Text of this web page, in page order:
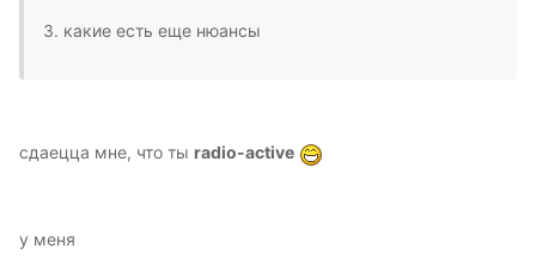
3. какие есть еще нюансы
сдаецца мне, что ты radio-active
у меня